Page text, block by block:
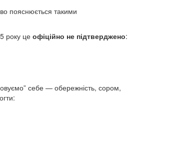
пояснюється такими
року це офіційно не підтверджено:
себе — обережність, сором,